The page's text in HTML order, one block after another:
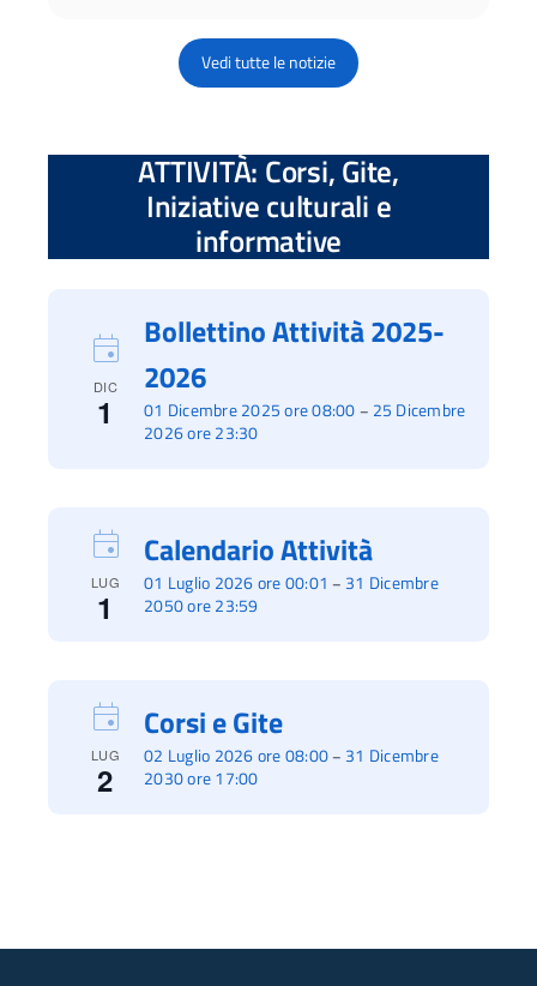
Vedi tutte le notizie
ATTIVITÀ: Corsi, Gite,
Iniziative culturali e
informative
DIC
1 01 Dicembre 2025 ore 08:00 – 25 Dicembre
2026 ore 23:30
Bollettino Attività 2025-
2026
LUG
1
01 Luglio 2026 ore 00:01 – 31 Dicembre
2050 ore 23:59
Calendario Attività
LUG
2
02 Luglio 2026 ore 08:00– 31 Dicembre
2030 ore 17:00
Corsi e Gite